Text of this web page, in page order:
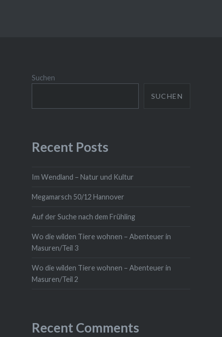
Suchen
SUCHEN
Recent Posts
Im Wendland – Natur und Kultur
Megamarsch 50/12 Hannover
Auf der Suche nach dem Frühling
Wo die wilden Tiere wohnen – Abenteuer in
Masuren/Teil 3
Wo die wilden Tiere wohnen – Abenteuer in
Masuren/Teil 2
Recent Comments